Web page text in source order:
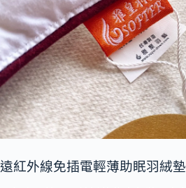
遠紅外線免插電輕薄助眠羽絨墊